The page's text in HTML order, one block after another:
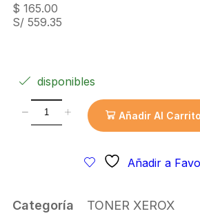
$ 165.00
S/ 559.35
disponibles
Añadir Al Carrito
Añadir a
Categoría
TONER XEROX